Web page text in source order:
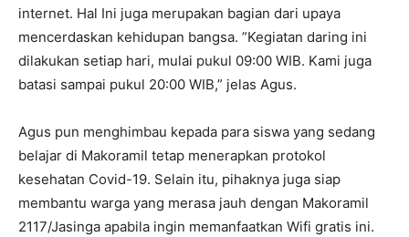
internet. Hal Ini juga merupakan bagian dari upaya
mencerdaskan kehidupan bangsa. ”Kegiatan daring ini
dilakukan setiap hari, mulai pukul 09:00 WIB. Kami juga
batasi sampai pukul 20:00 WIB,” jelas Agus.
Agus pun menghimbau kepada para siswa yang sedang
belajar di Makoramil tetap menerapkan protokol
kesehatan Covid-19. Selain itu, pihaknya juga siap
membantu warga yang merasa jauh dengan Makoramil
2117/Jasinga apabila ingin memanfaatkan Wifi gratis ini.